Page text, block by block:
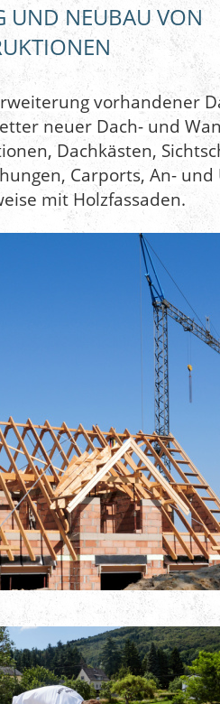
UND NEUBAU VON
vorhandener
neuer Dach- und
Dachkästen,
Carports, An-
mit Holzfassaden.